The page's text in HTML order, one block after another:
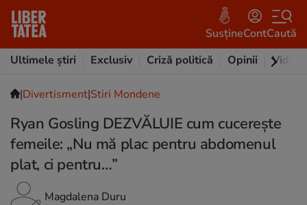
SusțineContCaută
Ultimele știri
Exclusiv Criză politică Opinii Video
|Divertisment|Stiri Mondene
Ryan Gosling DEZVĂLUIE cum cucereşte
femeile: „Nu mă plac pentru abdomenul
plat, ci pentru…”
Magdalena Duru